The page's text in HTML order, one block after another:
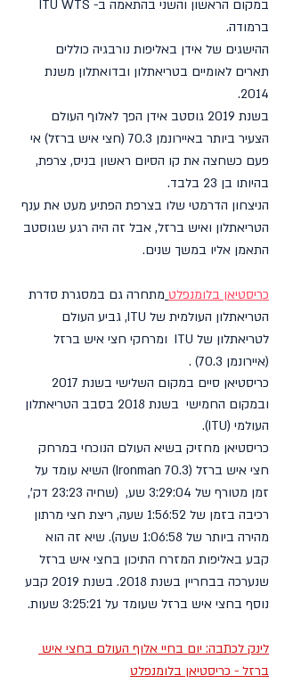
ברמודה.
ההישגים של אידן באליפות נורבגיה כוללים
תארים לאומיים בטריאתלון ובדואתלון משנת
2014.
בשנת 2019 גוסטב אידן הפך לאלוף העולם
הצעיר ביותר באיירונמן 70.3 (חצי איש ברזל) אי
פעם כשחצה את קו הסיום ראשון בניס, צרפת,
בהיותו בן 23 בלבד.
הניצחון הדרמטי שלו בצרפת הפתיע מעט את ענף
הטריאתלון ואיש ברזל, אבל זה היה רגע שגוסטב
התאמן אליו במשך שנים.
כריסטיאן בלומנפלט מתחרה גם במסגרת סדרת
הטריאתלון העולמית של ITU, גביע העולם
לטריאתלון של ITU  ומרחקי חצי איש ברזל
(איירונמן 70.3) .
ובמקום החמישי  בשנת 2018 בסבב הטריאתלון
העולמי (ITU).
כריסטיאן מחזיק בשיא העולם הנוכחי במרחק
חצי איש ברזל (Ironman 70.3) השיא עומד על
זמן מטורף של 3:29:04 שע,  (שחיה 23:23 דק',
רכיבה בזמן של 1:56:52 שעה, ריצת חצי מרתון
מהירה ביותר של 1:06:58 שעה). שיא זה הוא
קבע באליפות המזרח התיכון בחצי איש ברזל
שנערכה בבחריין בשנת 2018. בשנת 2019 קבע
נוסף בחצי איש ברזל שעומד על 3:25:21 שעות.
לינק לכתבה: יום בחיי אלוף העולם בחצי איש
ברזל - כריסטיאן בלומנפלט